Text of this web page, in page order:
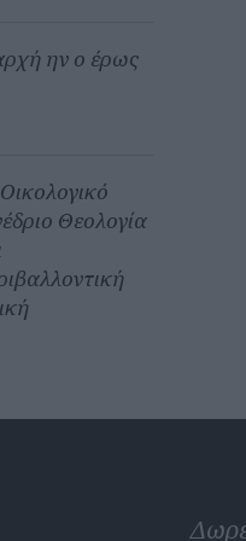
ην ο έρως
Θεολογία